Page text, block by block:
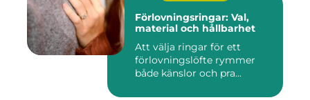
Förlovningsringar: Val,
material och hållbarhet
Att välja ringar för ett
förlovningslöfte rymmer
både känslor och pra...